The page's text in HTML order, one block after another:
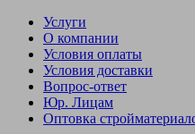
Услуги
О компании
Условия оплаты
Условия доставки
Вопрос-ответ
Юр. Лицам
Оптовка